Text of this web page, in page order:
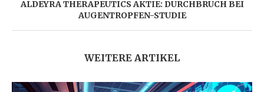
ALDEYRA THERAPEUTICS AKTIE: DURCHBRUCH BEI
AUGENTROPFEN-STUDIE
WEITERE ARTIKEL